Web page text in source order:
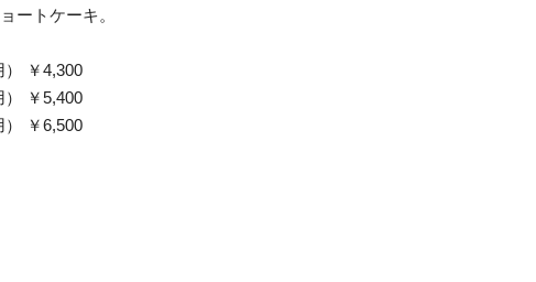
ートケーキ。
） ￥4,300
） ￥5,400
） ￥6,500